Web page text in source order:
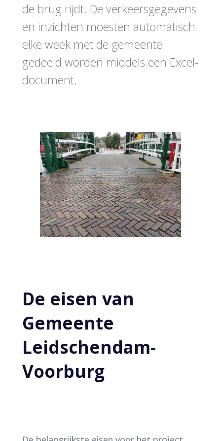
de brug rijdt. De verkeersgegevens
en inzichten moesten automatisch
elke week met de gemeente
gedeeld worden middels een Excel-
document.
De eisen van
Gemeente
Leidschendam-
Voorburg